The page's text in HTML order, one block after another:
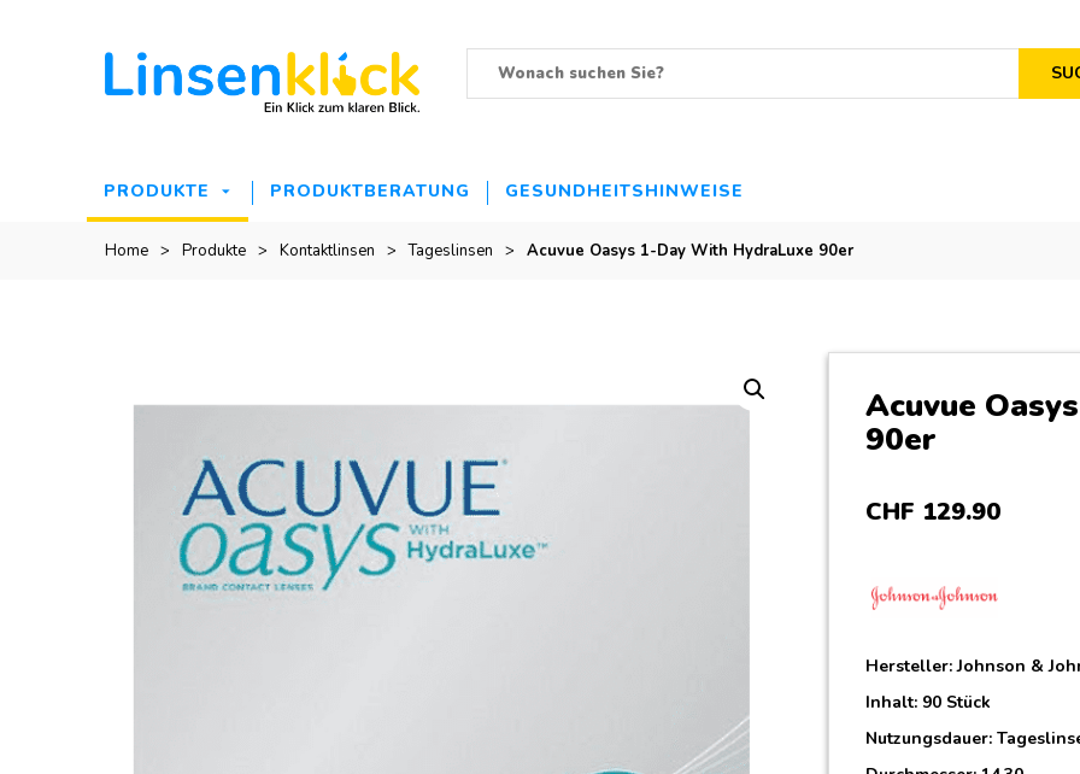
PRODUKTE PRODUKTBERATUNG GESUNDHEITSHINWEISE
Home > Produkte > Kontaktlinsen > Tageslinsen > Acuvue Oasys 1-Day With HydraLuxe 90er
Acuvue
90er
CHF 129.90
Hersteller:Johnson &
Inhalt: 90 Stück
Nutzungsdauer: